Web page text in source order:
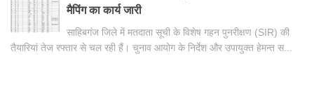
मैपिंग का कार्य जारी
साहिबगंज जिले में मतदाता सूची के विशेष गहन पुनरीक्षण (SIR) की
तैयारियां तेज रफ्तार से चल रही हैं। चुनाव आयोग के निर्देश और उपायुक्त हेमन्त स...